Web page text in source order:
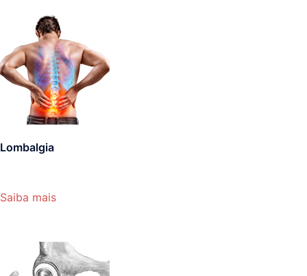
Lombalgia
Saiba mais